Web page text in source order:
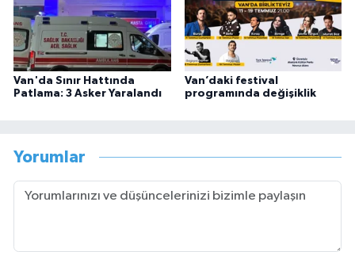
Van'da Sınır Hattında
Patlama: 3 Asker Yaralandı
Van’daki festival
programında değişiklik
Yorumlar